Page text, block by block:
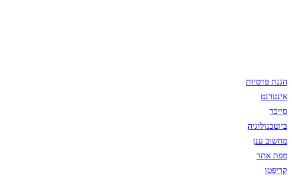
הגנת פרטיות
אינטרנט
סייבר
ביוטכנולוגיה
מחשוב ענן
מפת אתר
קריפטו